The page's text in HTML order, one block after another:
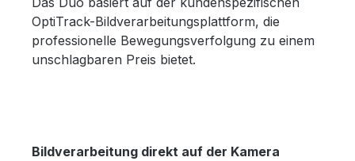
OptiTrack-Bildverarbeitungsplattform, die
professionelle Bewegungsverfolgung zu einem
unschlagbaren Preis bietet.
Bildverarbeitung direkt auf der Kamera